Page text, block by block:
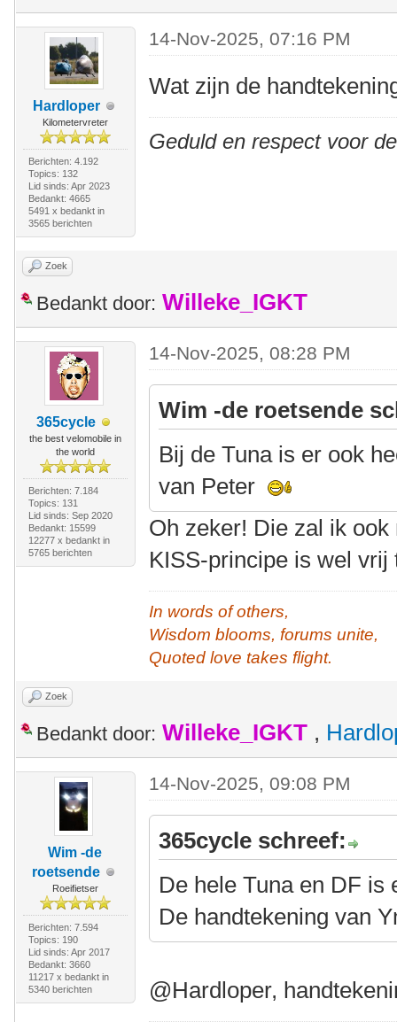
Hardloper
Kilometervreter
Berichten: 4.192
Topics: 132
Lid sinds: Apr 2023
Bedankt: 4665
5491 x bedankt in
3565 berichten
14-Nov-2025, 07:16 PM
Wat zijn de
Geduld en respect voor
Zoek
Bedankt door: Willeke_IGKT
365cycle
the best velomobile in
the world
Berichten: 7.184
Topics: 131
Lid sinds: Sep 2020
Bedankt: 15599
12277 x bedankt in
5765 berichten
14-Nov-2025, 08:28 PM
Wim -de roetsende
Bij de Tuna is er ook
van Peter
Oh zeker! Die zal ik
KISS-principe is wel
In words of others,
Wisdom blooms, forums unite,
Quoted love takes flight.
Zoek
Bedankt door: Willeke_IGKT ,
Wim -de
roetsende
Roeifietser
Berichten: 7.594
Topics: 190
Lid sinds: Apr 2017
Bedankt: 3660
11217 x bedankt in
5340 berichten
14-Nov-2025, 09:08 PM
365cycle schreef:
De hele Tuna en DF
De handtekening van
@Hardloper,